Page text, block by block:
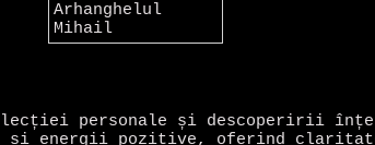
personale și descoperirii
și energii pozitive, oferind